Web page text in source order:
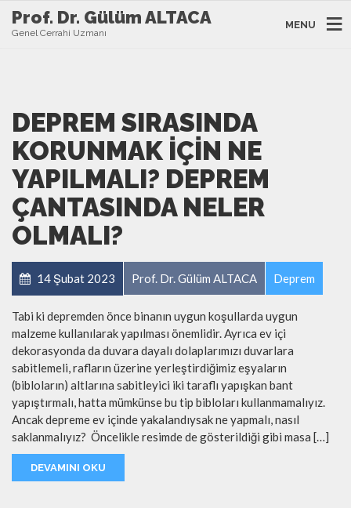
Prof. Dr. Gülüm ALTACA
Genel Cerrahi Uzmanı
MENU
DEPREM SIRASINDA
KORUNMAK IÇIN NE
YAPILMALI? DEPREM
ÇANTASINDA NELER
OLMALI?
14 Şubat 2023 Prof. Dr. Gülüm ALTACA Deprem
Tabi ki depremden önce binanın uygun koşullarda uygun
malzeme kullanılarak yapılması önemlidir. Ayrıca ev içi
dekorasyonda da duvara dayalı dolaplarımızı duvarlara
sabitlemeli, rafların üzerine yerleştirdiğimiz eşyaların
(bibloların) altlarına sabitleyici iki taraflı yapışkan bant
yapıştırmalı, hatta mümkünse bu tip bibloları kullanmamalıyız.
Ancak depreme ev içinde yakalandıysak ne yapmalı, nasıl
saklanmalıyız? Öncelikle resimde de gösterildiği gibi masa […]
DEVAMINI OKU